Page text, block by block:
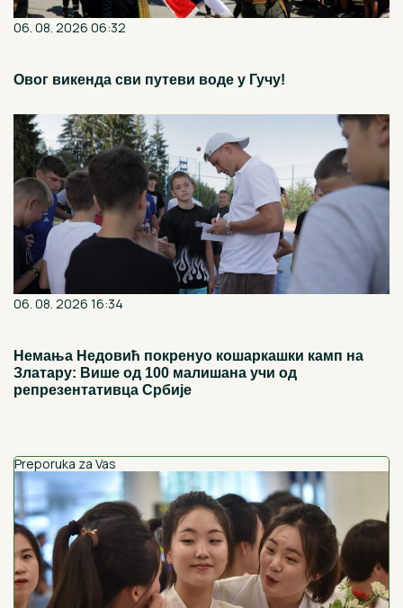
06. 08. 2026 06:32
Овог викенда сви путеви воде у Гучу!
06. 08. 2026 16:34
Немања Недовић покренуо кошаркашки камп на
Златару: Више од 100 малишана учи од
репрезентативца Србије
Preporuka za Vas